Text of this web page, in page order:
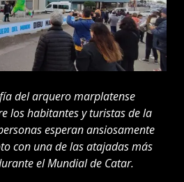
del arquero marplatense
los habitantes y turistas de la
esperan ansiosamente
con una de las atajadas más
el Mundial de Catar.